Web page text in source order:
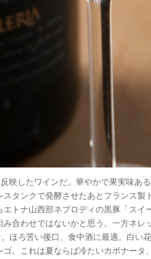
したワインだ。華やかで果実味あ
タンクで発酵させたあとフランス製
トナ山西部ネブロディの黒豚「スイ
合わせではないかと思う。一方ネレ
ほろ苦い後口、食中酒に最適。白い
。これは夏ならば冷たいカポナータ